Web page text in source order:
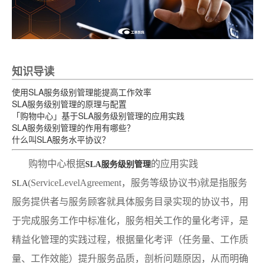
知识导读
使用SLA服务级别管理能提高工作效率
SLA服务级别管理的原理与配置
「购物中心」基于SLA服务级别管理的应用实践
SLA服务级别管理的作用有哪些？
什么叫SLA服务水平协议？
购物中心根据SLA服务级别管理的应用实践
SLA(ServiceLevelAgreement，服务等级协议书)就是指服务
服务提供者与服务顾客就具体服务目录实现的协议书，用
于完成服务工作中标准化，服务相关工作的量化考评，是
精益化管理的实践过程，根据量化考评（任务量、工作质
量、工作效能）提升服务品质，剖析问题原因，从而明确